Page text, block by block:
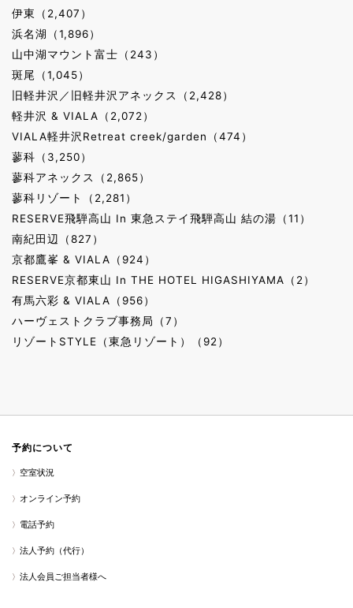
伊東（2,407）
浜名湖（1,896）
山中湖マウント富士（243）
斑尾（1,045）
旧軽井沢／旧軽井沢アネックス（2,428）
軽井沢 & VIALA（2,072）
VIALA軽井沢Retreat creek/garden（474）
蓼科（3,250）
蓼科アネックス（2,865）
蓼科リゾート（2,281）
RESERVE飛騨高山 In 東急ステイ飛騨高山 結の湯（11）
南紀田辺（827）
京都鷹峯 & VIALA（924）
RESERVE京都東山 In THE HOTEL HIGASHIYAMA（2）
有馬六彩 & VIALA（956）
ハーヴェストクラブ事務局（7）
リゾートSTYLE（東急リゾート）（92）
予約について
空室状況
オンライン予約
電話予約
法人予約（代行）
法人会員ご担当者様へ